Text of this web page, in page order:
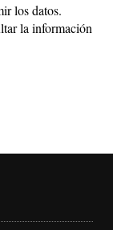
los datos.
la información